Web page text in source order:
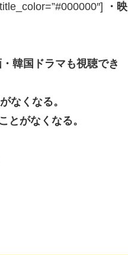
・映
韓国ドラマも視聴でき
なくなる。
がなくなる。